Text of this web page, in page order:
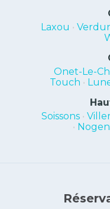
Laxou •
Onet-Le-
Touch •
Soissons •
•